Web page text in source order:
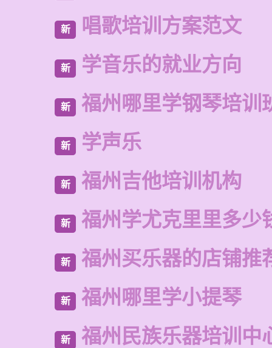
新 唱歌培训方案范文
新 学音乐的就业方向
新 福州哪里学钢琴培训
新 学声乐
新 福州吉他培训机构
新 福州学尤克里里多少
新 福州买乐器的店铺推
新 福州哪里学小提琴
新 福州民族乐器培训中